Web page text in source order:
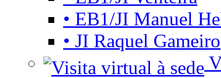
• EB1/JI Manuel
• JI Raquel Gameiro